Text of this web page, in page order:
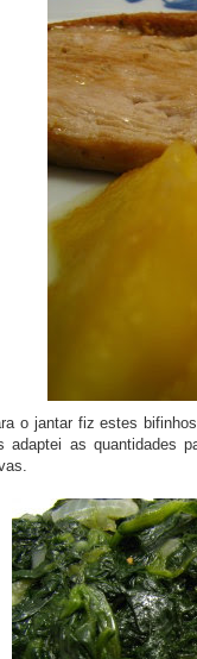
o jantar fiz estes
adaptei as quantidades